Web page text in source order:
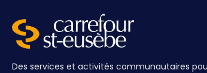
Des services et activités communautaires